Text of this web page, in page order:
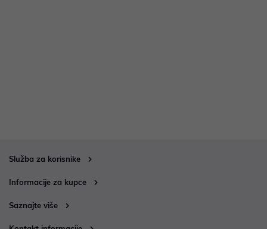
Služba za korisnike
Informacije za kupce
Saznajte više